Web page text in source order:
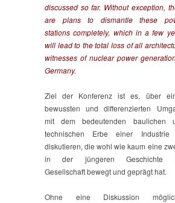
discussed so far. Without exception,
are plans to dismantle these
stations completely, which in a few
will lead to the total loss of all
witnesses of nuclear power
Germany.
Ziel der Konferenz ist es, über
bewussten und differenzierten
mit dem bedeutenden baulichen
technischen Erbe einer Industrie
diskutieren, die wohl wie kaum eine
in der jüngeren Geschichte
Gesellschaft bewegt und geprägt hat.
Ohne eine Diskussion